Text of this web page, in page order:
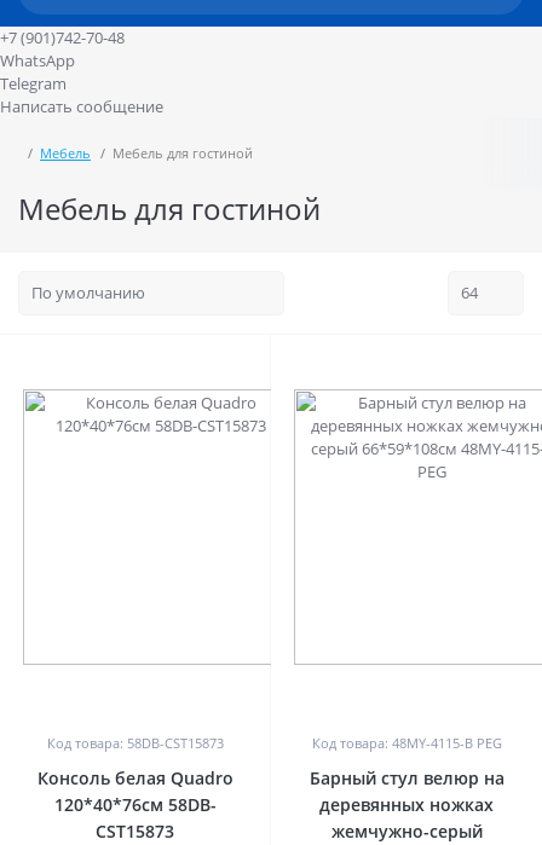
+7 (901)742-70-48
WhatsApp
Telegram
Написать сообщение
Мебель Мебель для гостиной
Мебель для гостиной
Код товара: 58DB-CST15873
Консоль белая Quadro
120*40*76см 58DB-
CST15873
Код товара: 48MY-4115-B PEG
Барный стул велюр на
деревянных ножках
жемчужно-серый